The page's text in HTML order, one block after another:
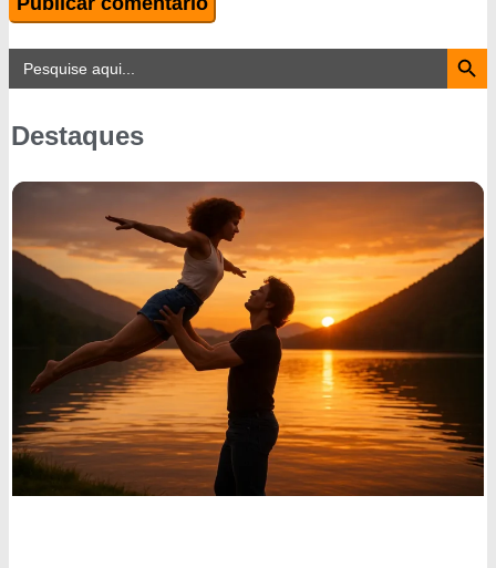
Search
for:
Search Button
Destaques